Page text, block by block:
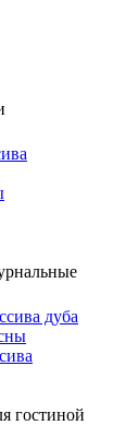
дуба
гостиной